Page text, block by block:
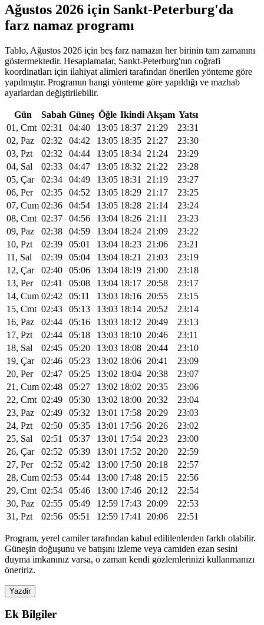
Ağustos 2026 için Sankt-Peterburg'da
farz namaz programı
Tablo, Ağustos 2026 için beş farz namazın her birinin tam zamanını
göstermektedir. Hesaplamalar, Sankt-Peterburg'nın coğrafi
koordinatları için ilahiyat alimleri tarafından önerilen yönteme göre
yapılmıştır. Programın hangi yönteme göre yapıldığı ve mazhab
ayarlardan değiştirilebilir.
Gün Sabah Güneş Öğle Ikindi Akşam Yatsı
01, Cmt 02:31 04:40 13:05 18:37 21:29
23:31
02, Paz
02:32 04:42 13:05 18:35 21:27
23:30
03, Pzt
02:32 04:44 13:05 18:34 21:24
23:29
04, Sal
02:33 04:47 13:05 18:32 21:22
23:28
05, Çar
02:34 04:49 13:05 18:31 21:19
23:27
06, Per
02:35 04:52 13:05 18:29 21:17
23:25
07, Cum 02:36 04:54 13:05 18:28 21:14
23:24
08, Cmt 02:37 04:56 13:04 18:26 21:11
23:23
09, Paz
02:38 04:59 13:04 18:24 21:09
23:22
10, Pzt
02:39 05:01 13:04 18:23 21:06
23:21
11, Sal
02:39 05:04 13:04 18:21 21:03
23:19
12, Çar
02:40 05:06 13:04 18:19 21:00
23:18
13, Per
02:41 05:08 13:04 18:17 20:58
23:17
14, Cum 02:42 05:11 13:03 18:16 20:55
23:15
15, Cmt 02:43 05:13 13:03 18:14 20:52
23:14
16, Paz
02:44 05:16 13:03 18:12 20:49
23:13
17, Pzt
02:44 05:18 13:03 18:10 20:46
23:11
18, Sal
02:45 05:20 13:03 18:08 20:44
23:10
19, Çar
02:46 05:23 13:02 18:06 20:41
23:09
20, Per
02:47 05:25 13:02 18:04 20:38
23:07
21, Cum 02:48 05:27 13:02 18:02 20:35
23:06
22, Cmt 02:49 05:30 13:02 18:00 20:32
23:04
23, Paz
02:49 05:32 13:01 17:58 20:29
23:03
24, Pzt
02:50 05:35 13:01 17:56 20:26
23:02
25, Sal
02:51 05:37 13:01 17:54 20:23
23:00
26, Çar
02:52 05:39 13:01 17:52 20:20
22:59
27, Per
02:52 05:42 13:00 17:50 20:18
22:57
28, Cum 02:53 05:44 13:00 17:48 20:15
22:56
29, Cmt 02:54 05:46 13:00 17:46 20:12
22:54
30, Paz
02:55 05:49 12:59 17:43 20:09
22:53
31, Pzt
02:56 05:51 12:59 17:41 20:06 22:51
Program, yerel camiler tarafından kabul edililenlerden farklı olabilir.
Güneşin doğuşunu ve batışını izleme veya camiden ezan sesini
duyma imkanınız varsa, o zaman kendi gözlemlerinizi kullanmanızı
öneririz.
Yazdir
Ek Bilgiler